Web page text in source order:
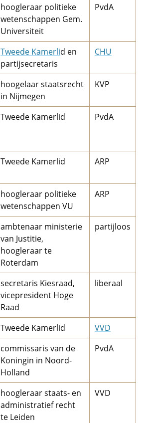
hoogleraar politieke
wetenschappen Gem.
Universiteit
PvdA
Tweede Kamerlid en
partijsecretaris
CHU
hoogelaar staatsrecht
in Nijmegen
KVP
Tweede Kamerlid PvdA
Tweede Kamerlid ARP
hoogleraar politieke
wetenschappen VU
ARP
ambtenaar ministerie
van Justitie,
hoogleraar te
Roterdam
partijloos
secretaris Kiesraad,
vicepresident Hoge
Raad
liberaal
Tweede Kamerlid
VVD
commissaris van de
Koningin in Noord-
Holland
PvdA
hoogleraar staats- en
administratief recht
te Leiden
VVD